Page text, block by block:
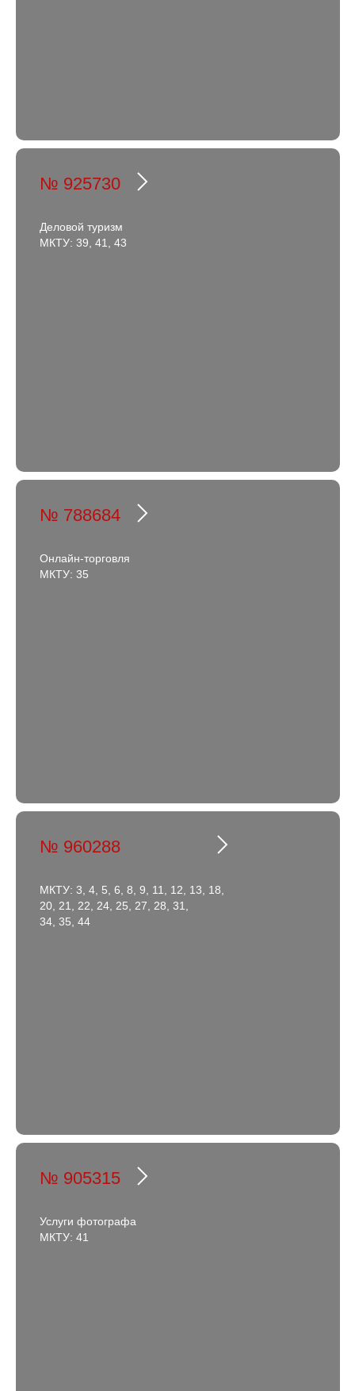
№ 925730
Деловой туризм
МКТУ: 39, 41, 43
№ 788684
Онлайн-торговля
МКТУ: 35
№ 960288
МКТУ: 3, 4, 5, 6, 8, 9, 11, 12, 13, 18,
20, 21, 22, 24, 25, 27, 28, 31,
34, 35, 44
№ 905315
Услуги фотографа
МКТУ: 41